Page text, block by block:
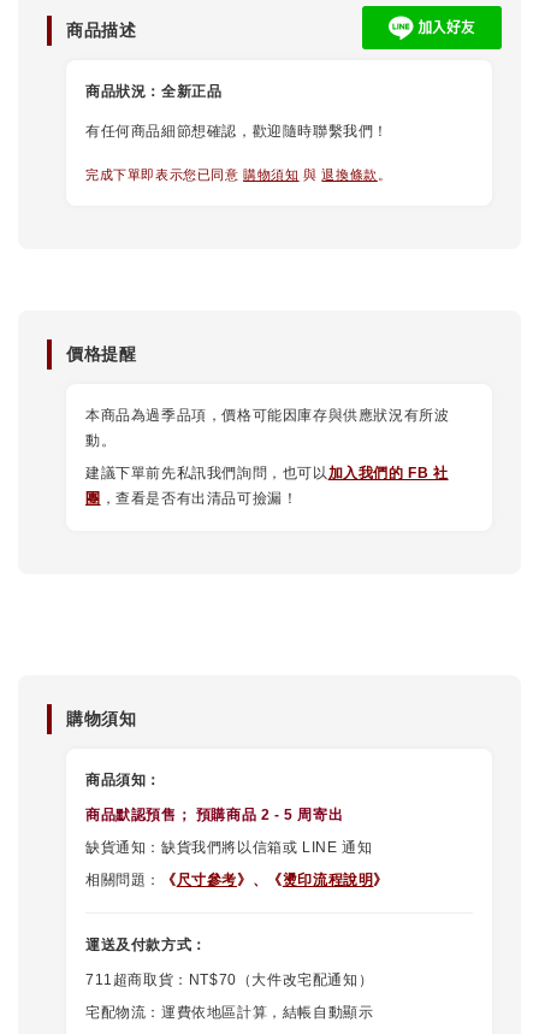
商品描述
商品狀況： 全新正品
有任何商品細節想確認，歡迎隨時聯繫我們！
完成下單即表示您已同意購物須知 與退換條款 。
價格提醒
本商品為過季品項，價格可能因庫存與供應狀況有所波
動。
建議下單前先私訊我們詢問，也可以加入我們的 FB 社
團 ，查看是否有出清品可撿漏！
購物須知
商品須知：
商品默認預售 ； 預購商品 2 - 5 周寄出
缺貨通知：缺貨我們將以信箱或 LINE 通知
相關問題：
《尺寸參考》、 《燙印流程說明 》
運送及付款方式：
711超商取貨：NT$70（大件改宅配通知）
宅配物流：運費依地區計算，結帳自動顯示